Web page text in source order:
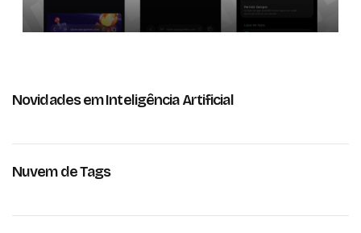
Novidades em Inteligência Artificial
Nuvem de Tags